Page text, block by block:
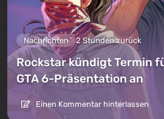
Nachrichten 2 Stunden zurück
Rockstar kündigt Termin
GTA 6-Präsentation an
Einen Kommentar hinterlassen